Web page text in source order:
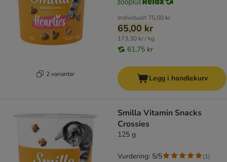
2 varianter
Individuelt 75,00 kr
65,00 kr
173,30 kr / kg
61,75 kr
Legg i handlekurv
Smilla Vitamin Snacks
Crossies
125 g
Vurdering: 5/5 (1)